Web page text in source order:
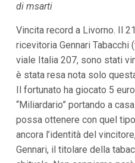
c
p
l
i
a
i
M
n
ù
di msarti
Vincita record a Livorno. Il
ricevitoria Gennari Tabacchi (
viale Italia 207, sono stati
è stata resa nota solo
Il fortunato ha giocato 5
“Miliardario” portando a
possa ottenere con quel
ancora l’identità del
Gennari, il titolare della